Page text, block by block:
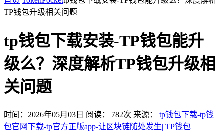
TP钱包升级相关问题
tp钱包下载安装-TP钱包能升
级么？深度解析TP钱包升级相
关问题
时间：2026年05月03日 阅读： 782次 来源： tp钱包下载-tp钱
包官网下载-tp官方正版app-让区块链随处发生| TP钱包